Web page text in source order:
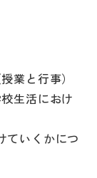
業と行事）
生活におけ
ていくかにつ